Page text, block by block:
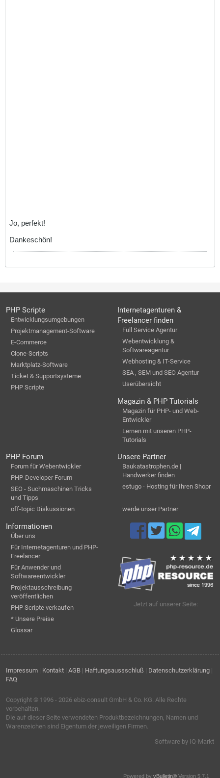
Jo, perfekt!
Dankeschön!
PHP Scripte
Entwicklungsumgebungen
Projektmanagement-Software
E-Commerce
Clone-Scripts
Marktplatz-Software
Ticket & Supportsysteme
PHP Scripte
Internetagenturen &
Freelancer finden
Full Service Agentur
Webentwicklung &
Softwareagentur
Webhosting & IT-Service
SEA , SEM und SEO Agentur
Userübersicht
Magazin & PHP Tutorials
Magazin für PHP- und Web-
Entwickler
Lernen mit unseren PHP-
Tutorials
PHP Forum
Forum für Webentwickler
PHP-Developer Forum
SEO - Suchmaschinen Tricks
und Tipps
off-topic Diskussionen
Unsere Partner
Baukatastrophen.de |
Handwerker finden
estugo - Hosting für Ihren Shopr
werde unser Partner
Informationen
Über uns
Für Internetagenturen und PHP-
Freelancer
Für Anwender und
Softwareentwickler
Projektausschreibung
veröffentlichen
PHP Scripte verkaufen
* Unsere Preise
Glossar
Jetzt auf unserer Seite:
Impressum | Kontakt | AGB | Haftungsaussschluß | Datenschutzerklärung |
FAQ
Copyright © 1996 - 2026 ebiz-consult GmbH & Co. KG. Alle Rechte
vorbehalten.
Die auf dieser Seite verwendeten Produktbezeichnungen, Namen und
Warenzeichen sind Eigentum der jeweiligen Firmen.
Software by IQ-Markt
Powered by vBulletin® Version 5.7.1